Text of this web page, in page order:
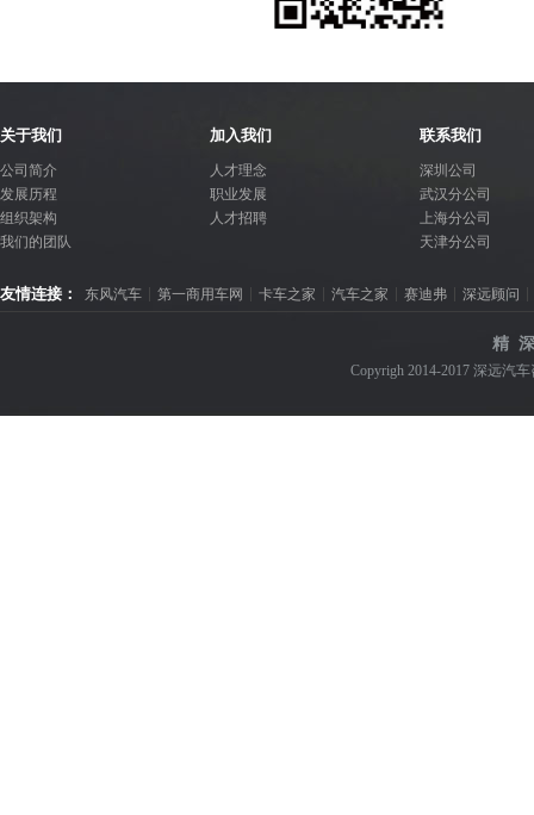
关于我们
公司简介
发展历程
组织架构
我们的团队
加入我们
人才理念
职业发展
人才招聘
联系我们
深圳公司
武汉分公司
上海分公司
天津分公司
友情连接： 东风汽车 第一商用车网 卡车之家 汽车之家 赛迪弗 深远顾问
精
Copyrigh 2014-2017 深远汽